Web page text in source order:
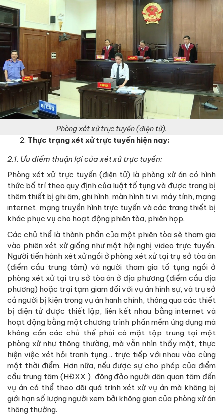
Phòng xét xử trực tuyến (điện tử).
Thực trạng xét xử trực tuyến hiện nay:
2.1. Ưu điểm thuận lợi của xét xử trực tuyến:
Phòng xét xử trực tuyến (điện tử) là phòng xử án có hình
thức bố trí theo quy định của luật tố tụng và được trang bị
thêm thiết bị ghi âm, ghi hình, màn hình ti vi, máy tính, mạng
internet, mạng truyền hình trực tuyến và các trang thiết bị
khác phục vụ cho hoạt động phiên tòa, phiên họp.
Các chủ thể là thành phần của một phiên tòa sẽ tham gia
vào phiên xét xử giống như một hội nghị video trực tuyến.
Người tiến hành xét xử ngồi ở phòng xét xử tại trụ sở tòa án
(điểm cầu trung tâm) và người tham gia tố tụng ngồi ở
phòng xét xử tại trụ sở tòa án ở địa phương (điểm cầu địa
phương) hoặc trại tạm giam đối với vụ án hình sự, và trụ sở
cả người bị kiện trong vụ án hành chính, thông qua các thiết
bị điện tử được thiết lập, liên kết nhau bằng internet và
hoạt động bằng một chương trình phần mềm ứng dụng mà
không cần các chủ thể phải có mặt tập trung tại một
phòng xử như thông thường, mà vẫn nhìn thấy mặt, thực
hiện việc xét hỏi tranh tụng… trực tiếp với nhau vào cùng
một thời điểm. Hơn nữa, nếu được sự cho phép của điểm
cầu trung tâm (HĐXX ), đông đảo người dân quan tâm đến
vụ án có thể theo dõi quá trình xét xử vụ án mà không bị
giới hạn số lượng người xem bởi không gian của phòng xử án
thông thường.